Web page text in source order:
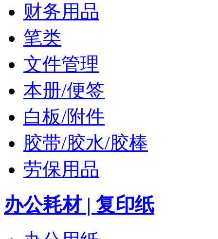
财务用品
笔类
文件管理
本册/便签
白板/附件
胶带/胶水/胶棒
劳保用品
办公耗材 | 复印纸